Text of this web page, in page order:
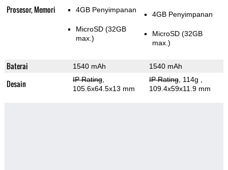
Prosesor, Memori 4GB Penyimpanan
MicroSD (32GB
max.)
4GB Penyimpanan
MicroSD (32GB
max.)
Baterai 1540 mAh 1540 mAh
Desain IP Rating,
105.6x64.5x13 mm
IP Rating, 114g
109.4x59x11.9 mm